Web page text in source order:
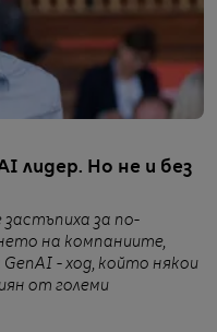
лидер. Но не и без
за по-
на компаниите,
- ход, който някои
от големи